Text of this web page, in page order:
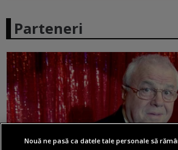
Parteneri
Nouă ne pasă ca datele tale personale să